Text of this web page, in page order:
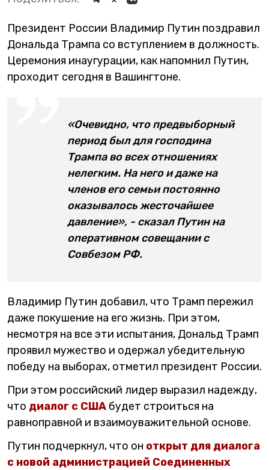
Президент России Владимир Путин поздравил
Дональда Трампа со вступлением в должность.
Церемония инаугурации, как напомнил Путин,
проходит сегодня в Вашингтоне.
«Очевидно, что предвыборный
период был для господина
Трампа во всех отношениях
нелегким. На него и даже на
членов его семьи постоянно
оказывалось жесточайшее
давление», - сказал Путин на
оперативном совещании с
Совбезом РФ.
Владимир Путин добавил, что Трамп пережил
даже покушение на его жизнь. При этом,
несмотря на все эти испытания, Дональд Трамп
проявил мужество и одержал убедительную
победу на выборах, отметил президент России.
При этом российский лидер выразил надежду,
что диалог с США будет строиться на
равноправной и взаимоуважительной основе.
Путин подчеркнул, что он открыт для диалога
с новой администрацией Соединенных